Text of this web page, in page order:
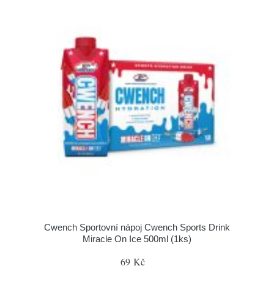
Cwench Sportovní nápoj Cwench Sports Drink
Miracle On Ice 500ml (1ks)
69 Kč